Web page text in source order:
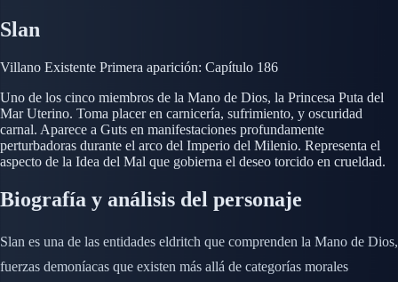
Slan
Villano Existente Primera aparición: Capítulo 186
Uno de los cinco miembros de la Mano de Dios, la Princesa Puta del
Mar Uterino. Toma placer en carnicería, sufrimiento, y oscuridad
carnal. Aparece a Guts en manifestaciones profundamente
perturbadoras durante el arco del Imperio del Milenio. Representa el
aspecto de la Idea del Mal que gobierna el deseo torcido en crueldad.
Biografía y análisis del personaje
Slan es una de las entidades eldritch que comprenden la Mano de Dios,
fuerzas demoníacas que existen más allá de categorías morales